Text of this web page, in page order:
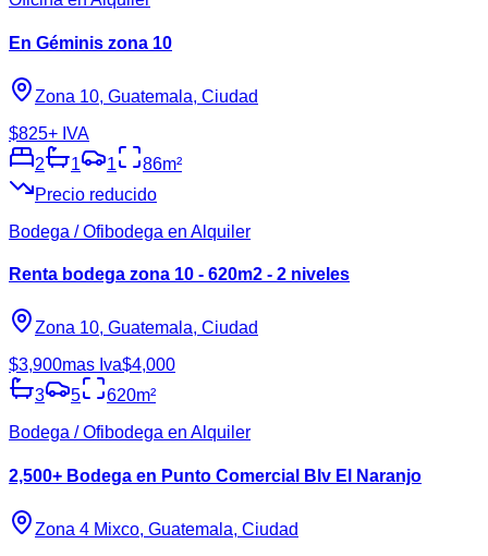
En Géminis zona 10
Zona 10, Guatemala, Ciudad
$825+ IVA
2
1 1 86m²
Precio reducido
Bodega / Ofibodega en Alquiler
Renta bodega zona 10 - 620m2 - 2 niveles
Zona 10, Guatemala, Ciudad
$3,900mas Iva$4,000
3
5 620m²
Bodega / Ofibodega en Alquiler
2,500+ Bodega en Punto Comercial Blv El Naranjo
Zona 4 Mixco, Guatemala, Ciudad